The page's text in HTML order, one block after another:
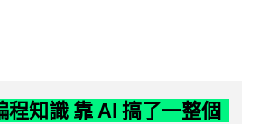
程知識 靠 AI 搞了一整個